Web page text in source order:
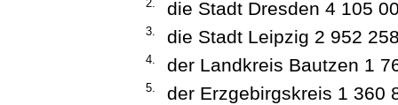
2. die Stadt Dresden 4 105
3. die Stadt Leipzig 2 952
4. der Landkreis Bautzen 1
5. der Erzgebirgskreis 1 360